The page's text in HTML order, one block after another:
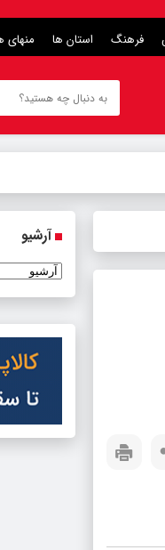
فرهنگ استان ها منهای
آرشیو